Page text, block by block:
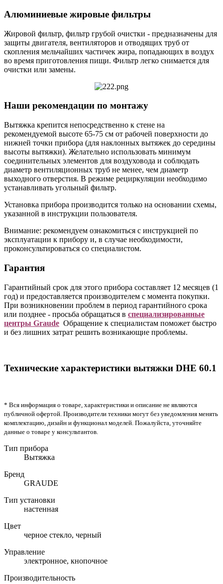
Алюминиевые жировые фильтры
Жировой фильтр, фильтр грубой очистки - предназначены для
защиты двигателя, вентиляторов и отводящих труб от
скопления мельчайших частичек жира, попадающих в воздух
во время приготовления пищи. Фильтр легко снимается для
очистки или замены.
Наши рекомендации по монтажу
Вытяжка крепится непосредственно к стене на
рекомендуемой высоте 65-75 см от рабочей поверхности до
нижней точки прибора (для наклонных вытяжек до середины
высоты вытяжки). Желательно использовать минимум
соединительных элементов для воздуховода и соблюдать
диаметр вентиляционных труб не менее, чем диаметр
выходного отверстия. В режиме рециркуляции необходимо
устанавливать угольный фильтр.
Установка прибора производится только на основании схемы,
указанной в инструкции пользователя.
Внимание: рекомендуем ознакомиться с инструкцией по
эксплуатации к прибору и, в случае необходимости,
проконсультироваться со специалистом.
Гарантия
Гарантийный срок для этого прибора составляет 12 месяцев (1
год) и предоставляется производителем с момента покупки.
При возникновении проблем в период гарантийного срока
или позднее - просьба обращаться в специализированные
центры Graude Обращение к специалистам поможет быстро
и без лишних затрат решить возникающие проблемы.
Технические характеристики вытяжки DHE 60.1
* Вся информация о товаре, характеристики и описание не являются
публичной офертой. Производители техники могут без уведомления менять
комплектацию, дизайн и функционал моделей. Пожалуйста, уточняйте
данные о товаре у консультантов.
Тип прибора
Вытяжка
Бренд
GRAUDE
Тип установки
настенная
Цвет
черное стекло, черный
Управление
электронное, кнопочное
Производительность